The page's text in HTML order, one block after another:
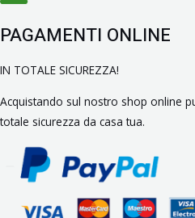
PAGAMENTI ONLINE
IN TOTALE SICUREZZA!
Acquistando sul nostro shop online
totale sicurezza da casa tua.